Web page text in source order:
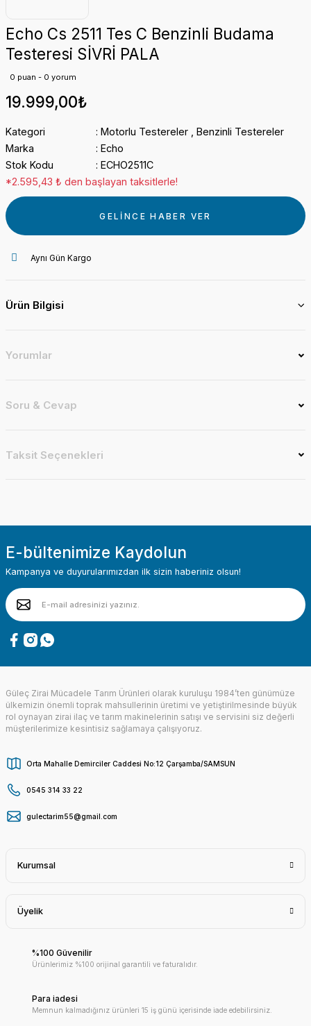
Echo Cs 2511 Tes C Benzinli Budama
Testeresi SİVRİ PALA
0 puan - 0 yorum
19.999,00₺
Kategori Motorlu Testereler
Benzinli Testereler
Marka
Echo
Stok Kodu
ECHO2511C
*2.595,43 ₺ den başlayan taksitlerle!
GELİNCE HABER VER
Aynı Gün Kargo
Ürün Bilgisi
Yorumlar
Soru & Cevap
Taksit Seçenekleri
E-bültenimize Kaydolun
Kampanya ve duyurularımızdan ilk sizin haberiniz olsun!
Güleç Zirai Mücadele Tarım Ürünleri olarak kuruluşu 1984’ten günümüze
ülkemizin önemli toprak mahsullerinin üretimi ve yetiştirilmesinde büyük
rol oynayan zirai ilaç ve tarım makinelerinin satışı ve servisini siz değerli
müşterilerimize kesintisiz sağlamaya çalışıyoruz.
Orta Mahalle Demirciler Caddesi No:12 Çarşamba/SAMSUN
0545 314 33 22
gulectarim55@gmail.com
Kurumsal
Üyelik
%100 Güvenilir
Ürünlerimiz %100 orijinal garantili ve faturalıdır.
Para iadesi
Memnun kalmadığınız ürünleri 15 iş günü içerisinde iade edebilirsiniz.